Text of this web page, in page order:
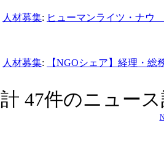
人材募集: ヒューマンライツ・ナウ
人材募集: 【NGOシェア】経理・
計 47件のニュー